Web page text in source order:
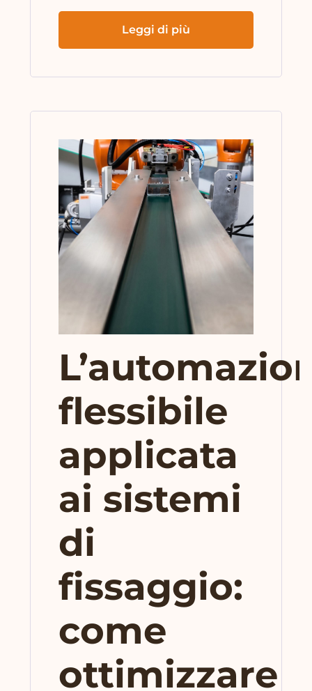
Leggi di più
flessibile
applicata
ai sistemi
di
fissaggio:
come
ottimizzare